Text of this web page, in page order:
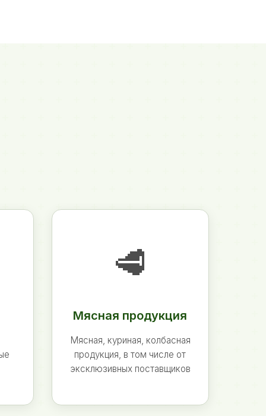
🥩
Мясная продукция
Мясная, куриная, колбасная
продукция, в том числе от
эксклюзивных поставщиков